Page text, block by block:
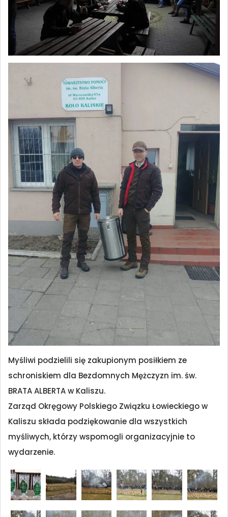
Myśliwi podzielili się zakupionym posiłkiem ze
schroniskiem dla Bezdomnych Mężczyzn im. św.
BRATA ALBERTA w Kaliszu.
Zarząd Okręgowy Polskiego Związku Łowieckiego w
Kaliszu składa podziękowanie dla wszystkich
myśliwych, którzy wspomogli organizacyjnie to
wydarzenie.